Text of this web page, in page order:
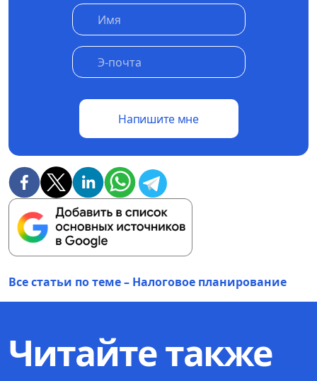
Напишите мне
Все статьи по теме – Налоговое планирование
Читайте также